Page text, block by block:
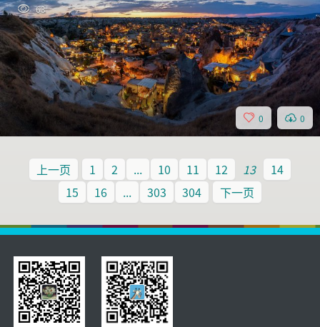
63
0 0
上一页 1 2 ... 10 11 12 13
14
15
16 ... 303 304 下一页